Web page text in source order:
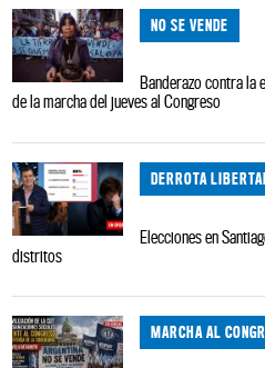
NO SE VENDE
Banderazo contra la
de la marcha del jueves al Congreso
DERROTA
Elecciones en
distritos
MARCHA AL